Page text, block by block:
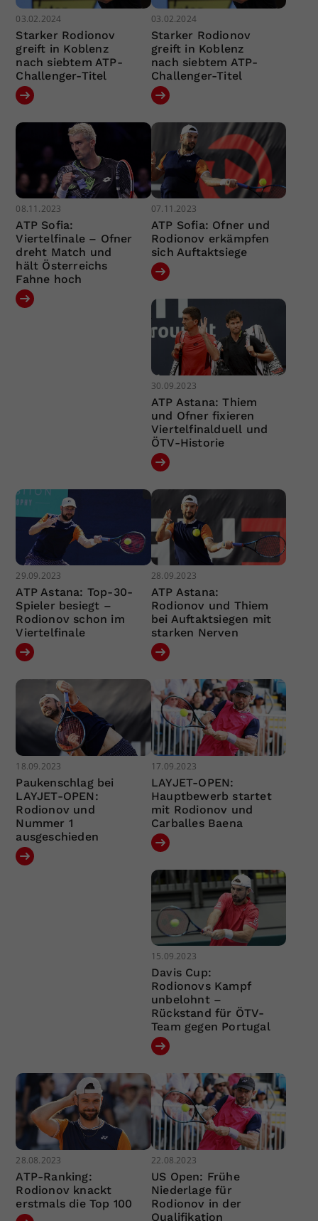
03.02.2024
Starker Rodionov
greift in Koblenz
nach siebtem ATP-
Challenger-Titel
03.02.2024
Starker Rodionov
greift in Koblenz
nach siebtem ATP-
Challenger-Titel
08.11.2023
ATP Sofia:
Viertelfinale – Ofner
dreht Match und
hält Österreichs
Fahne hoch
07.11.2023
ATP Sofia: Ofner und
Rodionov erkämpfen
sich Auftaktsiege
30.09.2023
ATP Astana: Thiem
und Ofner fixieren
Viertelfinalduell und
ÖTV-Historie
29.09.2023
ATP Astana: Top-30-
Spieler besiegt –
Rodionov schon im
Viertelfinale
28.09.2023
ATP Astana:
Rodionov und Thiem
bei Auftaktsiegen mit
starken Nerven
18.09.2023
Paukenschlag bei
LAYJET-OPEN:
Rodionov und
Nummer 1
ausgeschieden
17.09.2023
LAYJET-OPEN:
Hauptbewerb startet
mit Rodionov und
Carballes Baena
15.09.2023
Davis Cup:
Rodionovs Kampf
unbelohnt –
Rückstand für ÖTV-
Team gegen Portugal
28.08.2023
ATP-Ranking:
Rodionov knackt
erstmals die Top 100
22.08.2023
US Open: Frühe
Niederlage für
Rodionov in der
Qualifikation